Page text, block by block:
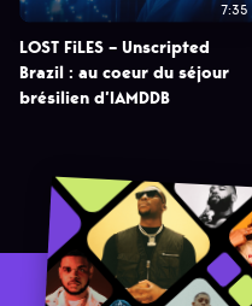
7:35
LOST FiLES – Unscripted
Brazil : au coeur du séjour
brésilien d’IAMDDB